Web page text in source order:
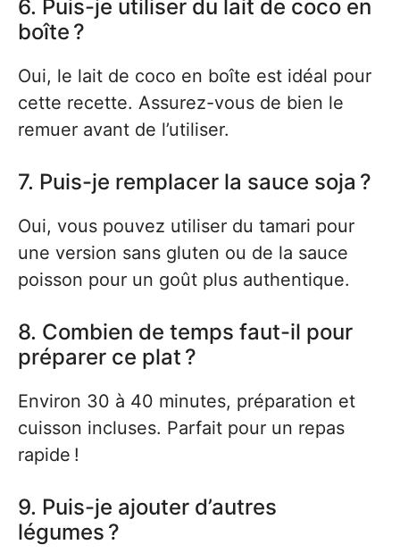
6. Puis-je utiliser du lait de coco en
boîte ?
Oui, le lait de coco en boîte est idéal pour
cette recette. Assurez-vous de bien le
remuer avant de l’utiliser.
7. Puis-je remplacer la sauce soja ?
Oui, vous pouvez utiliser du tamari pour
une version sans gluten ou de la sauce
poisson pour un goût plus authentique.
8. Combien de temps faut-il pour
préparer ce plat ?
Environ 30 à 40 minutes, préparation et
cuisson incluses. Parfait pour un repas
rapide !
9. Puis-je ajouter d’autres
légumes ?